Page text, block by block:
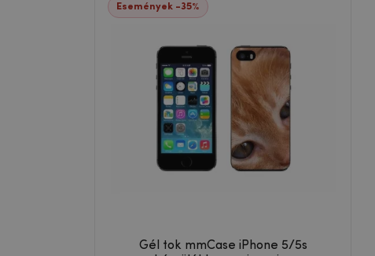
Események -35%
Gél tok mmCase iPhone 5/5s